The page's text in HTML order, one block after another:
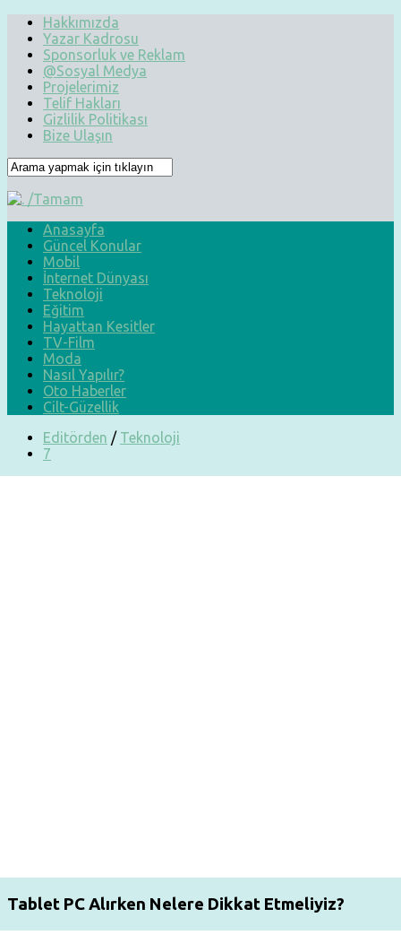
Hakkımızda
Yazar Kadrosu
Sponsorluk ve Reklam
@Sosyal Medya
Projelerimiz
Telif Hakları
Gizlilik Politikası
Bize Ulaşın
Anasayfa
Güncel Konular
Mobil
İnternet Dünyası
Teknoloji
Eğitim
Hayattan Kesitler
TV-Film
Moda
Nasıl Yapılır?
Oto Haberler
Cilt-Güzellik
Editörden / Teknoloji
7
Tablet PC Alırken Nelere Dikkat Etmeliyiz?